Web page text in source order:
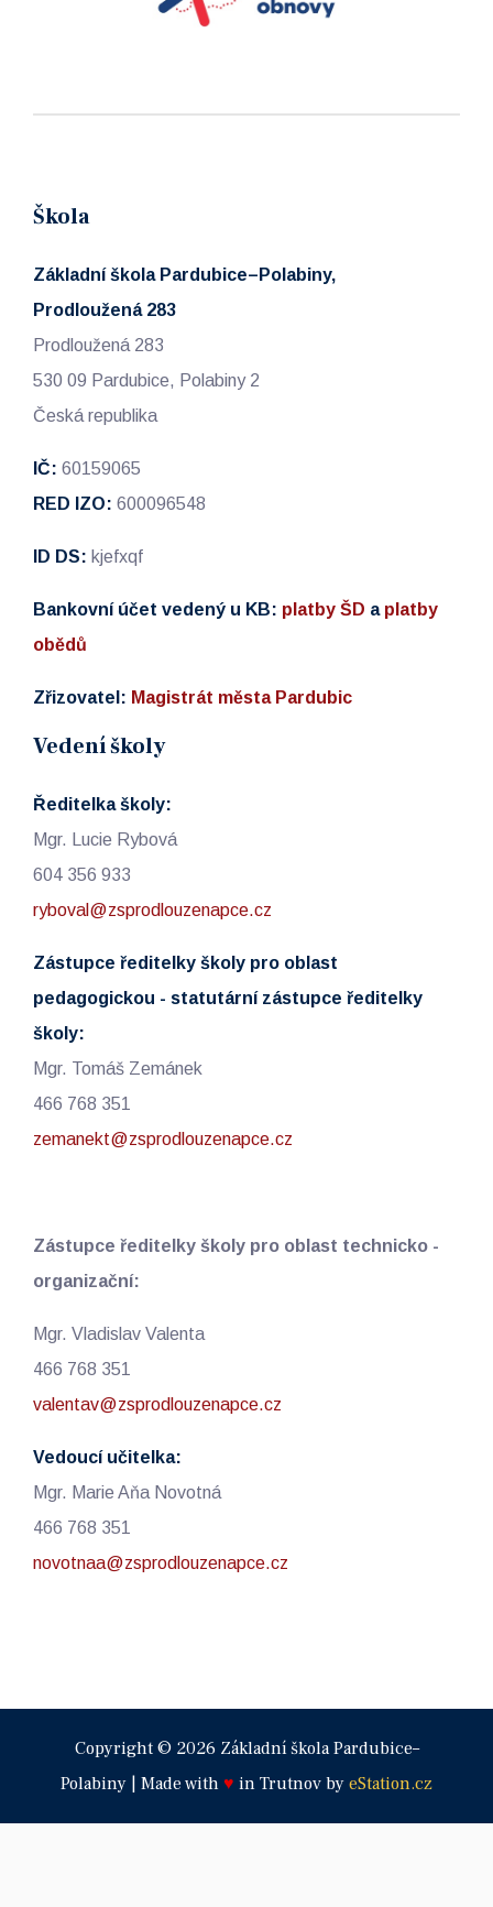
Škola
Základní škola Pardubice–Polabiny,
Prodloužená 283
Prodloužená 283
530 09 Pardubice, Polabiny 2
Česká republika
IČ: 60159065
RED IZO: 600096548
ID DS: kjefxqf
Bankovní účet vedený u KB: platby ŠD a platby
obědů
Zřizovatel: Magistrát města Pardubic
Vedení školy
Ředitelka školy:
Mgr. Lucie Rybová
604 356 933
ryboval@zsprodlouzenapce.cz
Zástupce ředitelky školy pro oblast
pedagogickou - statutární zástupce ředitelky
školy:
Mgr. Tomáš Zemánek
466 768 351
zemanekt@zsprodlouzenapce.cz
Zástupce ředitelky školy pro oblast technicko -
organizační:
Mgr. Vladislav Valenta
466 768 351
valentav@zsprodlouzenapce.cz
Vedoucí učitelka:
Mgr. Marie Aňa Novotná
466 768 351
novotnaa@zsprodlouzenapce.cz
Copyright © 2026 Základní škola Pardubice–
Polabiny | Made with ♥ in Trutnov by eStation.cz